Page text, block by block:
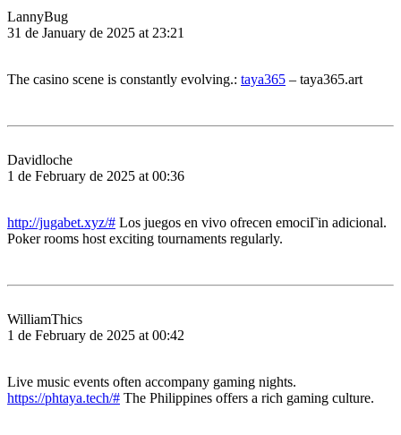
LannyBug
31 de January de 2025 at 23:21
The casino scene is constantly evolving.: taya365 – taya365.art
Davidloche
1 de February de 2025 at 00:36
http://jugabet.xyz/# Los juegos en vivo ofrecen emociГіn adicional.
Poker rooms host exciting tournaments regularly.
WilliamThics
1 de February de 2025 at 00:42
Live music events often accompany gaming nights.
https://phtaya.tech/# The Philippines offers a rich gaming culture.